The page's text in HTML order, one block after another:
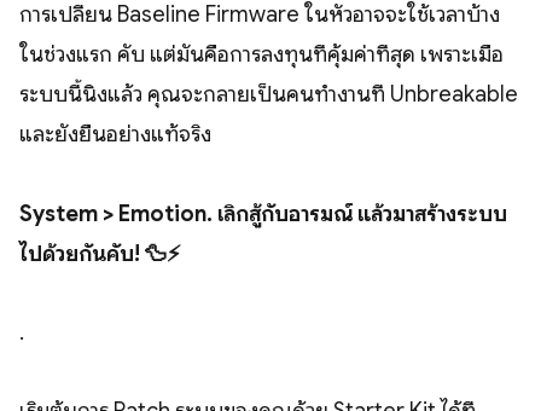
การเปลี่ยน Baseline Firmware ในหัวอาจจะใช้เวลาบ้าง
ในช่วงแรก คับ แต่มันคือการลงทุนที่คุ้มค่าที่สุด เพราะเมื่อ
ระบบนี้นิ่งแล้ว คุณจะกลายเป็นคนทำงานที่ Unbreakable
และยั่งยืนอย่างแท้จริง
System > Emotion. เลิกสู้กับอารมณ์ แล้วมาสร้างระบบ
ไปด้วยกันคับ! 🦆⚡
.